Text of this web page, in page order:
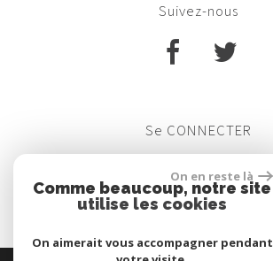
suivez-nous
se CONNECTER
On en reste là
Comme beaucoup, notre site
utilise les cookies
On aimerait vous accompagner pendant